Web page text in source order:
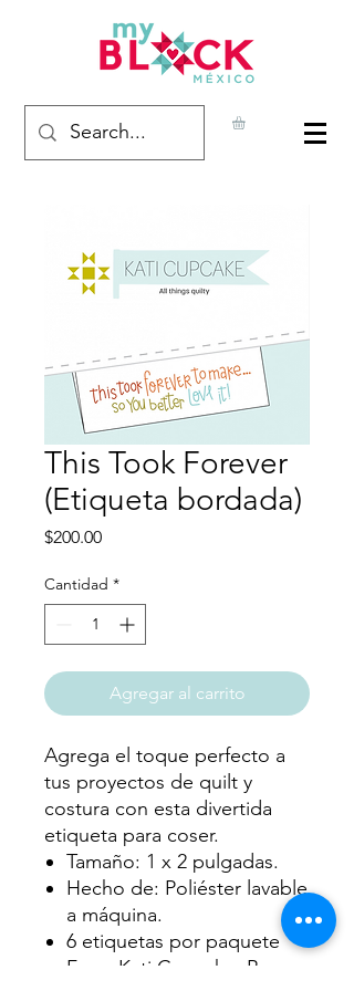
This Took Forever
(Etiqueta bordada)
$200.00Precio
Cantidad *
Agregar al carrito
Agrega el toque perfecto a
tus proyectos de quilt y
costura con esta divertida
etiqueta para coser.
Tamaño: 1 x 2 pulgadas.
Hecho de: Poliéster lavable
a máquina.
6 etiquetas por paquete
From Kati Cupcake
, By